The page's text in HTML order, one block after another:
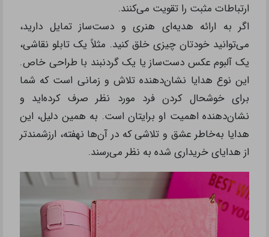
ارتباطات مثبت را تقویت می‌کنند.
اگر به‌ ارائه هدیه‌ای هنری و دست‌ساز تمایل دارید،
می‌توانید خودتان چیزی خلق کنید. مثلاً یک تابلو نقاشی،
یک آلبوم عکس دست‌ساز یا یک گردنبند با طراحی خاص.
این نوع هدایا نشان‌دهنده تلاش و زمانی است که شما
برای خوشحال کردن فرد مورد نظر صرف کرده‌اید و
نشان‌دهنده اهمیت او برایتان است. به همین دلیل، این
هدایا به‌خاطر عشق و تلاشی که در آن‌ها نهفته، ارزشمندتر
از هدایای خریداری شده به‌‌ نظر می‌رسند.